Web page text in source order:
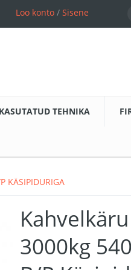
Loo konto/ Sisene
KASUTATUD TEHNIKA
KÄSIPIDURIGA
3000kg